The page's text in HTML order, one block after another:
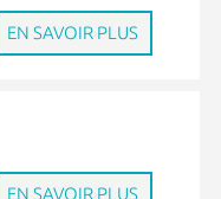
EN SAVOIR PLUS
EN SAVOIR PLUS